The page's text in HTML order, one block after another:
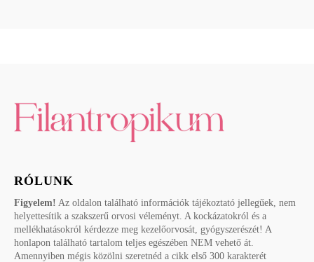
RÓLUNK
Figyelem! Az oldalon található információk tájékoztató jellegűek, nem
helyettesítik a szakszerű orvosi véleményt. A kockázatokról és a
mellékhatásokról kérdezze meg kezelőorvosát, gyógyszerészét! A
honlapon található tartalom teljes egészében NEM vehető át.
Amennyiben mégis közölni szeretnéd a cikk első 300 karakterét